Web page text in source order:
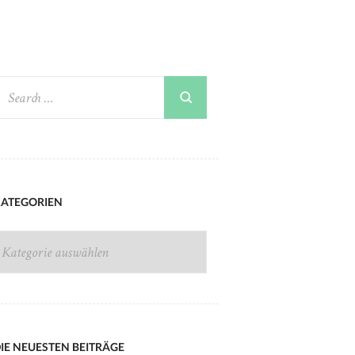
NEUESTEN BEITRÄGE